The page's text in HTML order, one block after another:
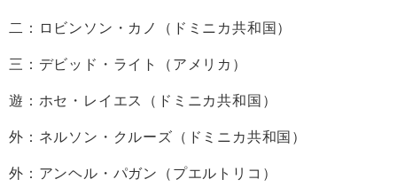
二：ロビンソン・カノ（ドミニカ共和国）
三：デビッド・ライト（アメリカ）
遊：ホセ・レイエス（ドミニカ共和国）
外：ネルソン・クルーズ（ドミニカ共和国）
外：アンヘル・パガン（プエルトリコ）